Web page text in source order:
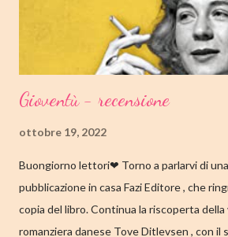
che una sua poesi...
Gioventù - recensione
ottobre 19, 2022
Buongiorno lettori❤ Torno a parlarvi di
pubblicazione in casa Fazi Editore , che
copia del libro. Continua la riscoperta
romanziera danese Tove Ditlevsen , con il